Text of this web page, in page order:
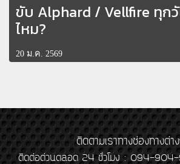
ขับ Alphard / Vellfire ทุก
ไหม?
20 ม.ค. 2569
ติดตามเราทางช่องทางต่า
ติดต่อด่วนตลอด 24 ชั่วโมง : 094-